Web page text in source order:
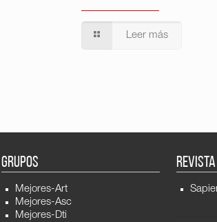
Leer más
GRUPOS
Mejores-Art
Mejores-Asc
Mejores-Dti
REVISTA